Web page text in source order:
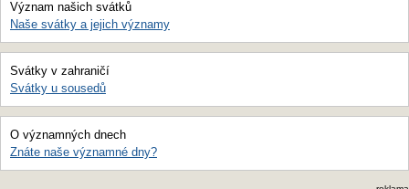
Význam našich svátků
Naše svátky a jejich významy
Svátky v zahraničí
Svátky u sousedů
O významných dnech
Znáte naše významné dny?